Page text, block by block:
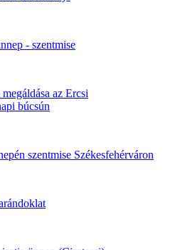
- szentmise
az Ercsi
búcsún
szentmise Székesfehérváron